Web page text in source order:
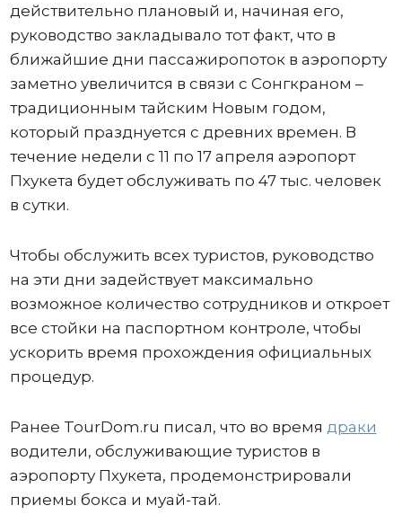
действительно плановый и, начиная его,
руководство закладывало тот факт, что в
ближайшие дни пассажиропоток в аэропорту
заметно увеличится в связи с Сонгкраном –
традиционным тайским Новым годом,
который празднуется с древних времен. В
течение недели с 11 по 17 апреля аэропорт
Пхукета будет обслуживать по 47 тыс. человек
в сутки.
Чтобы обслужить всех туристов, руководство
на эти дни задействует максимально
возможное количество сотрудников и откроет
все стойки на паспортном контроле, чтобы
ускорить время прохождения официальных
процедур.
Ранее TourDom.ru писал, что во время драки
водители, обслуживающие туристов в
аэропорту Пхукета, продемонстрировали
приемы бокса и муай-тай.